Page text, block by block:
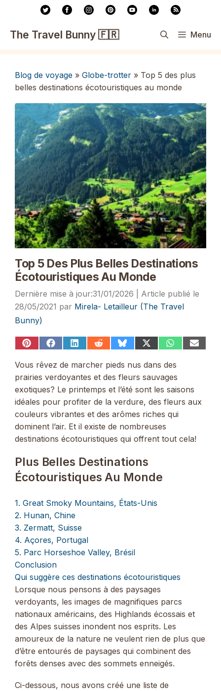
contenu
The Travel Bunny 🇫🇷 Menu
Blog de voyage » Globe-trotter » Top 5 des plus
belles destinations écotouristiques au monde
Top 5 Des Plus Belles Destinations
Écotouristiques Au Monde
31/01/2026
28/05/2021 par Mirela- Letailleur (The Travel
Bunny)
Share
Pinterest
Share
Facebook
Share
LinkedIn
Share
Reddit
Share
Bluesky
Share
X
(Twitter)
ShareShare
Vous rêvez de marcher pieds nus dans des
prairies verdoyantes et des fleurs sauvages
exotiques? Le printemps et l’été sont les saisons
idéales pour profiter de la verdure, des fleurs aux
couleurs vibrantes et des arômes riches qui
dominent l’air. Et il existe de nombreuses
destinations écotouristiques qui offrent tout cela!
Plus Belles Destinations
Écotouristiques Au Monde
1. Great Smoky Mountains, États-Unis
2. Hunan, Chine
3. Zermatt, Suisse
4. Açores, Portugal
5. Parc Horseshoe Valley, Brésil
Conclusion
Qui suggère ces destinations écotouristiques
Lorsque nous pensons à des paysages
verdoyants, les images de magnifiques parcs
nationaux américains, des Highlands écossais et
des Alpes suisses inondent nos esprits. Les
amoureux de la nature ne veulent rien de plus que
d’être entourés de paysages qui combinent des
forêts denses avec des sommets enneigés.
Ci-dessous, nous avons créé une liste de